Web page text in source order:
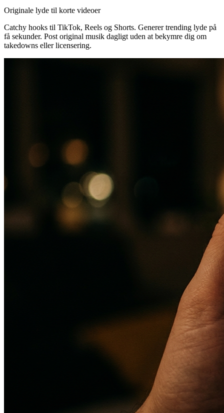
Originale lyde til korte videoer
Catchy hooks til TikTok, Reels og Shorts. Generer trending lyde på
få sekunder. Post original musik dagligt uden at bekymre dig om
takedowns eller licensering.